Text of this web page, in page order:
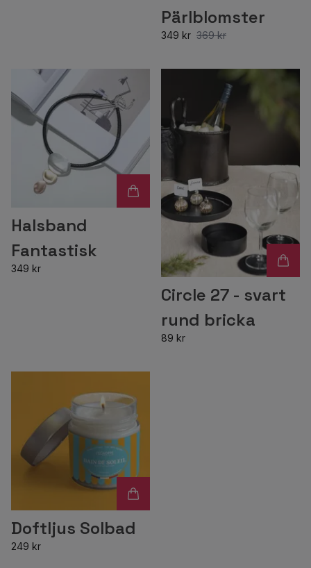
Pärlblomster
349 kr 369 kr
Halsband
Fantastisk
349 kr
Circle 27 - svart
rund bricka
89 kr
Doftljus Solbad
249 kr